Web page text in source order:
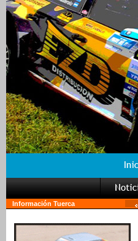
Información Tuerca